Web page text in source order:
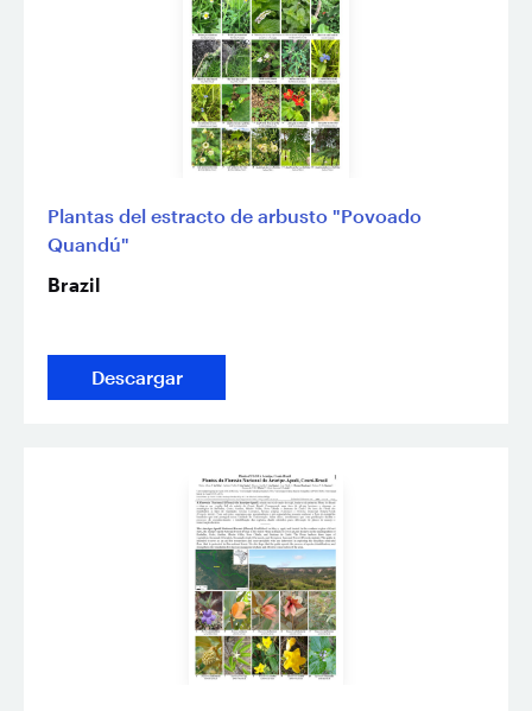
Plantas del estracto de arbusto "Povoado
Quandú"
Brazil
Descargar